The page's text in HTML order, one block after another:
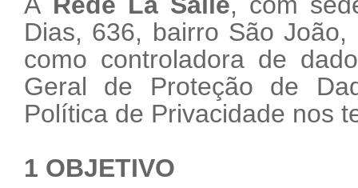
Dias, 636, bairro São
como controladora de
Geral de Proteção de
Política de Privacidade nos
1 OBJETIVO